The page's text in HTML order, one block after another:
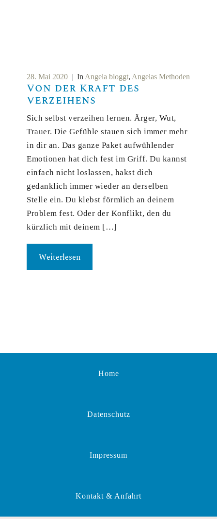
28. Mai 2020 | In Angela bloggt, Angelas Methoden
Von der Kraft des
Verzeihens
Sich selbst verzeihen lernen. Ärger, Wut,
Trauer. Die Gefühle stauen sich immer mehr
in dir an. Das ganze Paket aufwühlender
Emotionen hat dich fest im Griff. Du kannst
einfach nicht loslassen, hakst dich
gedanklich immer wieder an derselben
Stelle ein. Du klebst förmlich an deinem
Problem fest. Oder der Konflikt, den du
kürzlich mit deinem […]
Weiterlesen
Home
Datenschutz
Impressum
Kontakt & Anfahrt